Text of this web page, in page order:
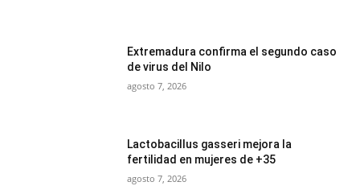
Extremadura confirma el segundo caso
de virus del Nilo
agosto 7, 2026
Lactobacillus gasseri mejora la
fertilidad en mujeres de +35
agosto 7, 2026